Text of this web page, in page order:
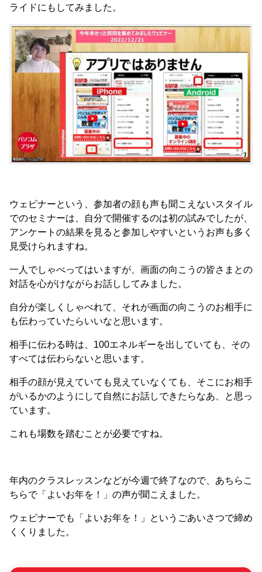
ライドにもしてみました。
ウェビナーという、参加者の顔も声も聞こえないスタイル
でのセミナーは、自分で開催するのは初の試みでしたが、
アンケートの結果を見ると参加しやすいというお声も多く
見受けられますね。
一人でしゃべってはいますが、画面の向こうの皆さまとの
対話を心がけながらお話ししてみました。
自分が楽しくしゃべれて、それが画面の向こうのお相手に
も伝わっていたらいいなと思います。
相手に伝わる時は、100エネルギーを出していても、その
すべては伝わらないと思います。
相手の顔が見えていても見えていなくても、そこにお相手
がいるかのようにして自然にお話しできたらなあ、と思っ
ています。
これも場数を踏むことが必要ですね。
年内のクラスレッスンなどが今週で終了なので、あちらこ
ちらで「よいお年を！」の声が聞こえました。
ウェビナーでも「よいお年を！」というごあいさつで締め
くくりました。